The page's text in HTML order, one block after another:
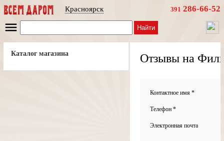
Красноярск 391 286-66-52
Найти
Каталог магазина Отзывы на
Контактное имя *
Телефон *
Электронная почта